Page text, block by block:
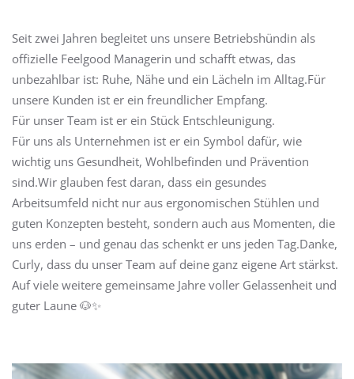
Seit zwei Jahren begleitet uns unsere Betriebs­hündin als
offizielle Feelgood Managerin und schafft etwas, das
unbezahlbar ist: Ruhe, Nähe und ein Lächeln im Alltag.Für
unsere Kunden ist er ein freundlicher Empfang.
Für unser Team ist er ein Stück Entschleunigung.
Für uns als Unternehmen ist er ein Symbol dafür, wie
wichtig uns Gesundheit, Wohlbefinden und Prävention
sind.Wir glauben fest daran, dass ein gesundes
Arbeitsumfeld nicht nur aus ergonomischen Stühlen und
guten Konzepten besteht, sondern auch aus Momenten, die
uns erden – und genau das schenkt er uns jeden Tag.Danke,
Curly, dass du unser Team auf deine ganz eigene Art stärkst.
Auf viele weitere gemeinsame Jahre voller Gelassenheit und
guter Laune 🐶✨